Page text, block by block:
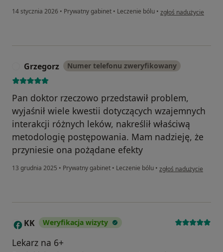
14 stycznia 2026 • Prywatny gabinet • Leczenie bólu • w opinii użytkownika N
zgłoś nadużycie
Grzegorz Numer telefonu zweryfikowany
Pan doktor rzeczowo przedstawił problem,
wyjaśnił wiele kwestii dotyczących wzajemnych
interakcji różnych leków, nakreślił właściwą
metodologię postępowania. Mam nadzieję, że
przyniesie ona pożądane efekty
13 grudnia 2025 • Prywatny gabinet • Leczenie bólu • w opinii użytkownika
zgłoś nadużycie
K KK Weryfikacja wizyty
Lekarz na 6+